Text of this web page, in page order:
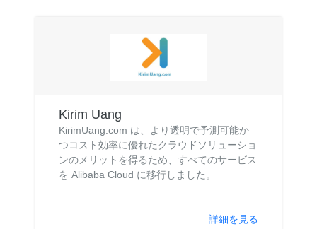
Kirim Uang
KirimUang.com は、より透明で予測可能か
つコスト効率に優れたクラウドソリューショ
ンのメリットを得るため、すべてのサービス
を Alibaba Cloud に移行しました。
詳細を見る